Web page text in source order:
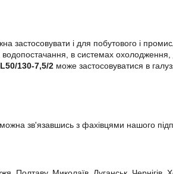
застосовувати і для побутового і
в системах охолодження,
130-7,5/2 може застосовуватися в
зв'язавшись з фахівцями нашого